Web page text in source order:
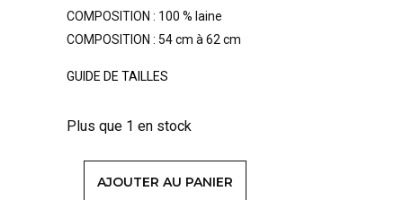
COMPOSITION : 100 % laine
COMPOSITION : 54 cm à 62 cm
GUIDE DE TAILLES
Plus que 1 en stock
AJOUTER AU PANIER